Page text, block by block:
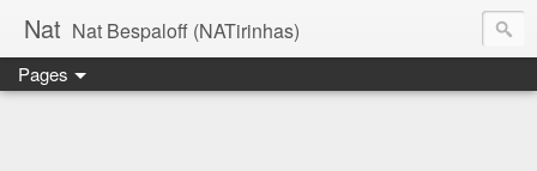
Nat Nat Bespaloff (NATirinhas)
Pages